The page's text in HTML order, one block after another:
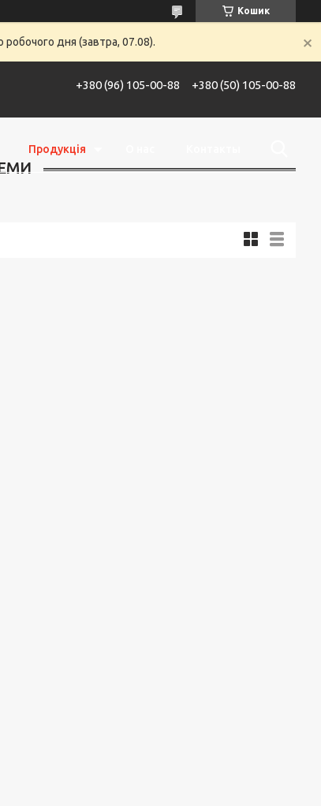
Кошик
дня (завтра, 07.08).
+380 (96) 105-00-88 +380 (50) 105-00-88
Продукція